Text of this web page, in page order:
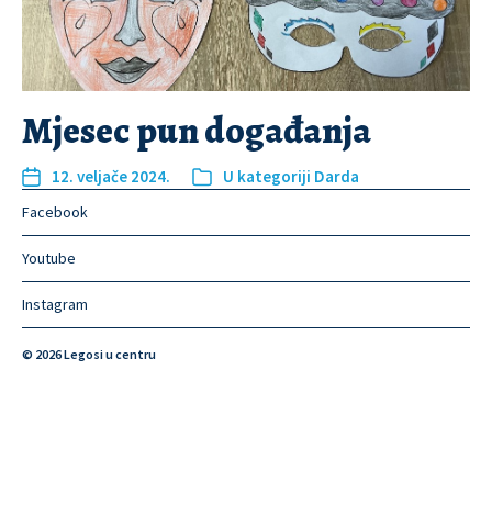
Mjesec pun događanja
12. veljače 2024. U kategoriji Darda
Facebook
Youtube
Instagram
© 2026Legosi u centru